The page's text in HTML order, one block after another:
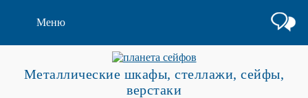
Меню
Металлические шкафы, стеллажи, сейфы,
верстаки